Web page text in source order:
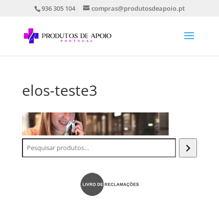
936 305 104 compras@produtosdeapoio.pt
elos-teste3